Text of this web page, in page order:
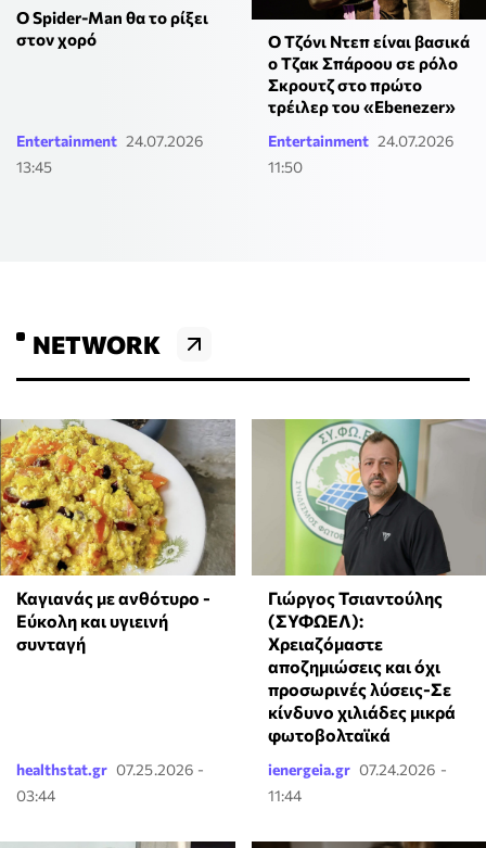
Ο Spider-Man θα το ρίξει
στον χορό
Entertainment 24.07.2026
13:45
Ο Τζόνι Ντεπ είναι βασικά
ο Τζακ Σπάροου σε ρόλο
Σκρουτζ στο πρώτο
τρέιλερ του «Ebenezer»
Entertainment 24.07.2026
11:50
NETWORK
Καγιανάς με ανθότυρο -
Εύκολη και υγιεινή
συνταγή
healthstat.gr 07.25.2026 -
03:44
Γιώργος Τσιαντούλης
(ΣΥΦΩΕΛ):
Χρειαζόμαστε
αποζημιώσεις και όχι
προσωρινές λύσεις-Σε
κίνδυνο χιλιάδες μικρά
φωτοβολταϊκά
ienergeia.gr 07.24.2026 -
11:44